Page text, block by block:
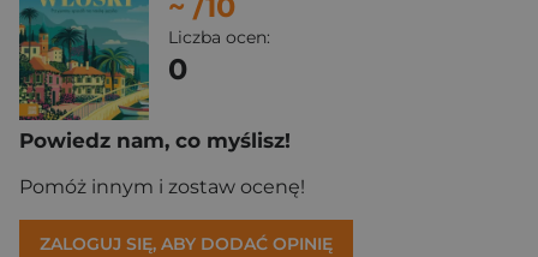
Liczba ocen:
0
Powiedz nam, co myślisz!
Pomóż innym i zostaw ocenę!
ZALOGUJ SIĘ, ABY DODAĆ OPINIĘ